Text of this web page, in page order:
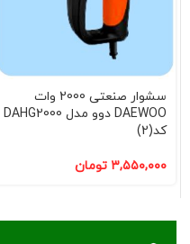
سشوار صنعتی 2000 وات
DAEWOO دوو مدل DAHG2000
کد(2)
۳,۵۵۰,۰۰۰ تومان